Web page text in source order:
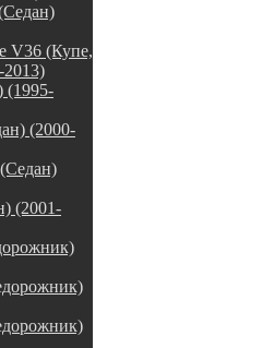
V36 (Купе,
2013)
(1995-
(2000-
(2001-